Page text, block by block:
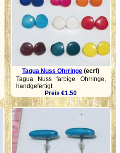
Tagua Nuss Ohrringe (ecrf)
Tagua Nuss farbige Ohrringe,
handgefertigt
Preis €1.50